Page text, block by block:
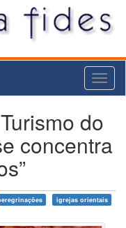
do
concentra
igrejas orientais